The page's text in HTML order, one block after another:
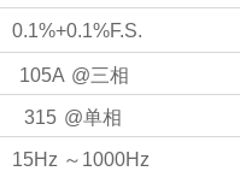
0.1%+0.1%F.S.
105A @三相
315 @单相
15Hz ～ 1000Hz